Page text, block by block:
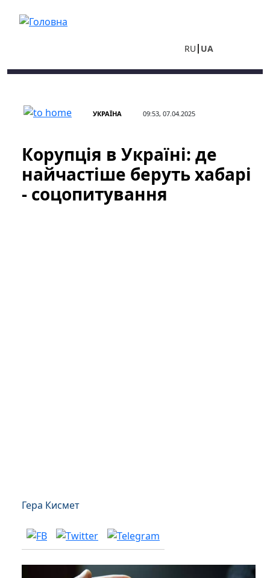
RU UA
УКРАЇНА 09:53, 07.04.2025
Корупція в Україні: де
найчастіше беруть хабарі
- соцопитування
Гера Кисмет